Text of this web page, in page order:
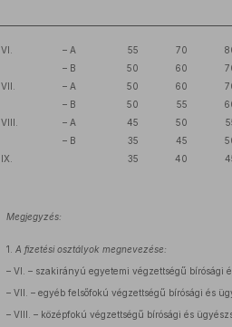
VI. – A 55 70
– B
50 60
VII.
– A 50 60
– B
50 55
VIII.
– A 45 50
– B
35 45
IX.
35 40
Megjegyzés:
1. A fizetési osztályok megnevezése:
– VI. – szakirányú egyetemi végzettségű bírósági
– VII. – egyéb felsőfokú végzettségű bírósági és
– VIII. – középfokú végzettségű bírósági és